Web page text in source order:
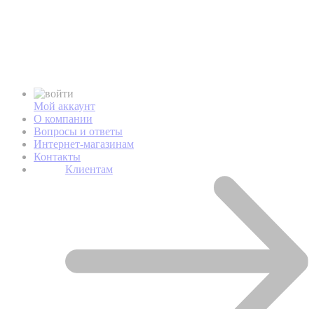
Мой аккаунт
О компании
Вопросы и ответы
Интернет-магазинам
Контакты
Клиентам